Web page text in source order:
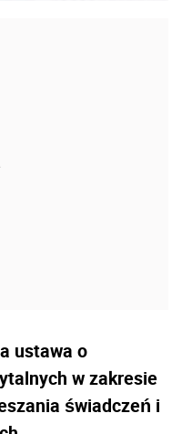
ustawa o
w zakresie
świadczeń i